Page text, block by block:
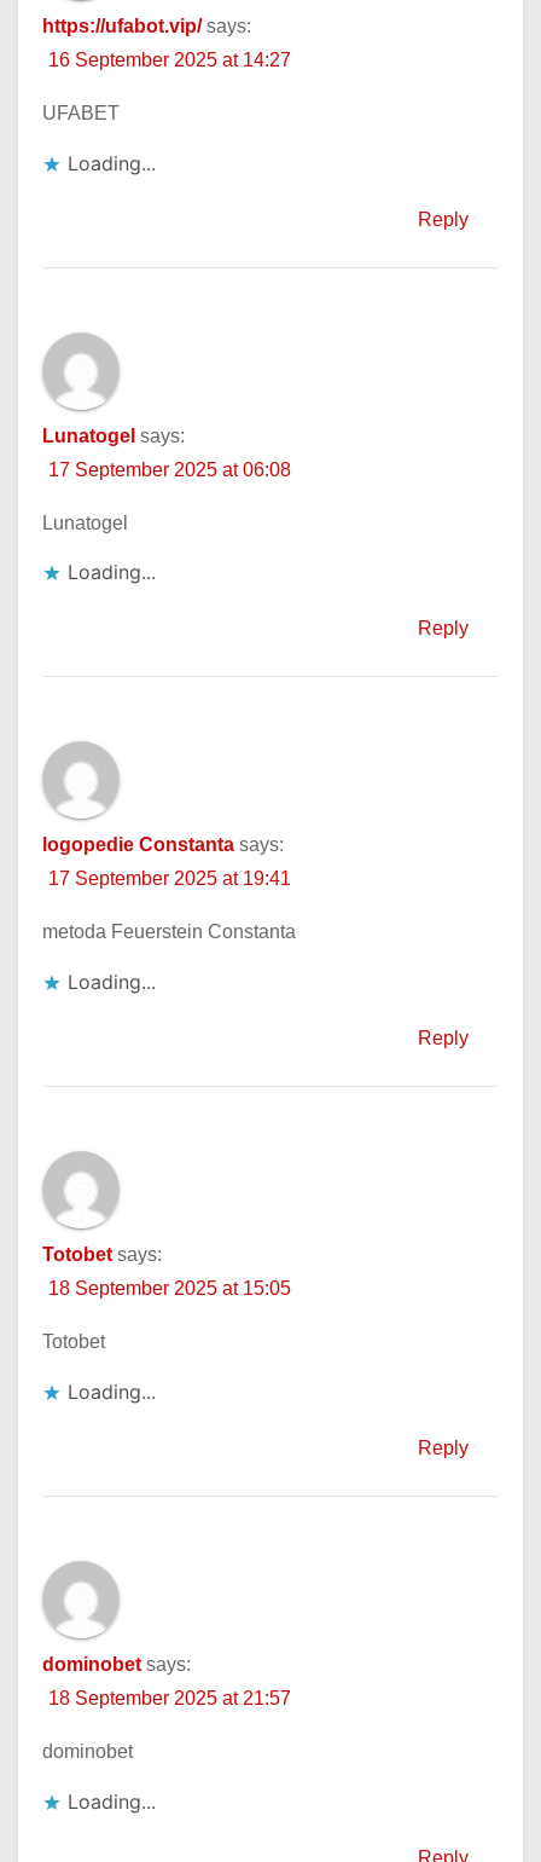
https://ufabot.vip/ says:
16 September 2025 at 14:27
UFABET
Loading...
Reply
Lunatogel says:
17 September 2025 at 06:08
Lunatogel
Loading...
Reply
logopedie Constanta says:
17 September 2025 at 19:41
metoda Feuerstein Constanta
Loading...
Reply
Totobet says:
18 September 2025 at 15:05
Totobet
Loading...
Reply
dominobet says:
18 September 2025 at 21:57
dominobet
Loading...
Reply